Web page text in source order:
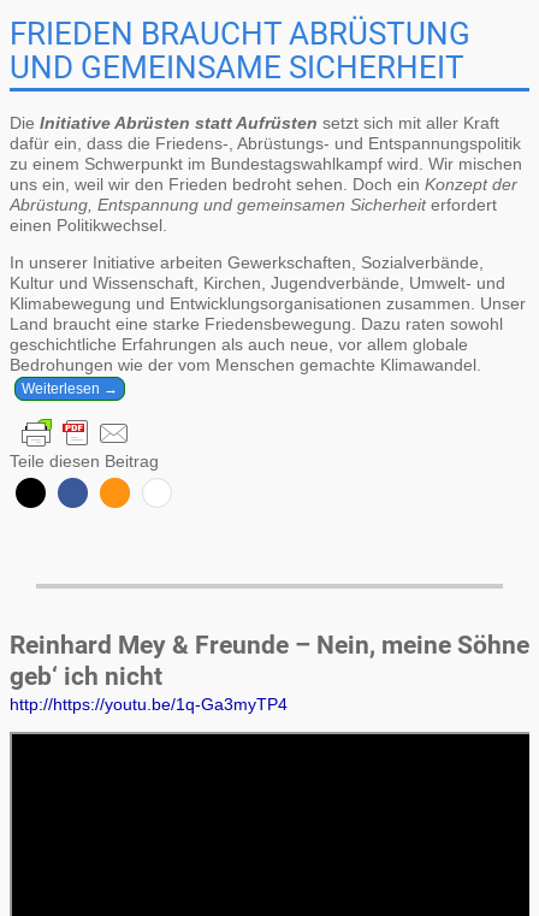
FRIEDEN BRAUCHT ABRÜSTUNG
UND GEMEINSAME SICHERHEIT
Die Initiative Abrüsten statt Aufrüsten setzt sich mit aller Kraft
dafür ein, dass die Friedens-, Abrüstungs- und Entspannungspolitik
zu einem Schwerpunkt im Bundestagswahlkampf wird. Wir mischen
uns ein, weil wir den Frieden bedroht sehen. Doch ein Konzept der
Abrüstung, Entspannung und gemeinsamen Sicherheiterfordert
einen Politikwechsel.
In unserer Initiative arbeiten Gewerkschaften, Sozialverbände,
Kultur und Wissenschaft, Kirchen, Jugendverbände, Umwelt- und
Klimabewegung und Entwicklungsorganisationen zusammen. Unser
Land braucht eine starke Friedensbewegung. Dazu raten sowohl
geschichtliche Erfahrungen als auch neue, vor allem globale
Bedrohungen wie der vom Menschen gemachte Klimawandel.
Weiterlesen →
Teile diesen Beitrag
Reinhard Mey & Freunde – Nein, meine Söhne
geb‘ ich nicht
http://https://youtu.be/1q-Ga3myTP4